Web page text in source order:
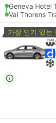
Geneva Hotel
Val Thorens
가장 인기 있는